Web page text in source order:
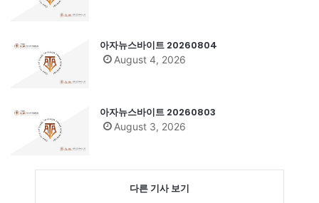
아자뉴스바이트 20260804
August 4, 2026
아자뉴스바이트 20260803
August 3, 2026
다른 기사 보기